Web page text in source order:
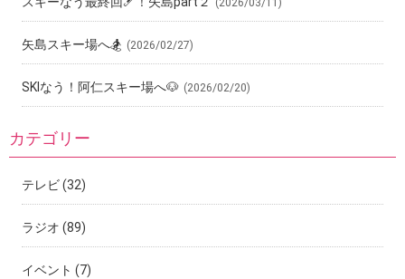
(2026/03/11)
矢島スキー場へ🏂 (2026/02/27)
SKIなう！阿仁スキー場へ🐶 (2026/02/20)
カテゴリー
テレビ(32)
ラジオ (89)
イベント (7)